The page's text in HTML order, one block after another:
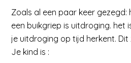
Zoals al een paar keer
een buikgriep is uitdroging. het
je uitdroging op tijd herkent. Dit
Je kind is :